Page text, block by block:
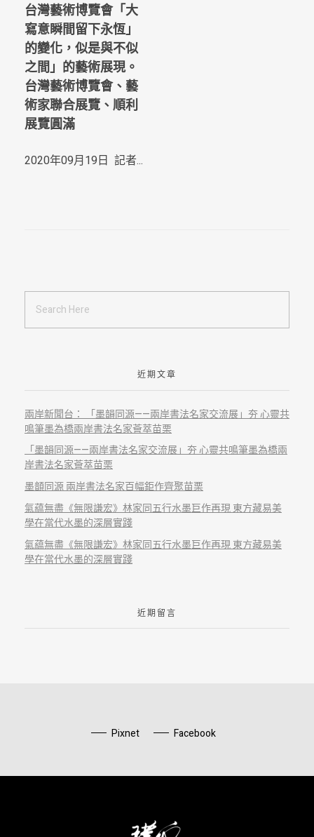
台灣藝術博覽會「大
寫意瞬間留下永恆」
的變化，似是與不似
之間」的藝術展現。
台灣藝術博覽會、藝
術家聯合展覽、順利
展覽圓滿
2020年09月19日 記者...
近期文章
兩岸新聞台： 「墨韻同源——兩岸書法名家交流展」夯 心靈共
鳴筆墨為橋兩岸書法名家薈萃苗栗
「墨韻同源——兩岸書法名家交流展」夯 心靈共鳴筆墨為橋兩
岸書法名家薈萃苗栗
墨𩐳同源 兩岸書法名家百幅鉅作齊聚苗栗
氣藴無盡《無限謙宏》林家同五行水墨巨作再現 東方藏易美
學在當代水墨的深層實踐
氣藴無盡《無限謙宏》林家同五行水墨巨作再現 東方藏易美
學在當代水墨的深層實踐
近期留言
Pixnet Facebook